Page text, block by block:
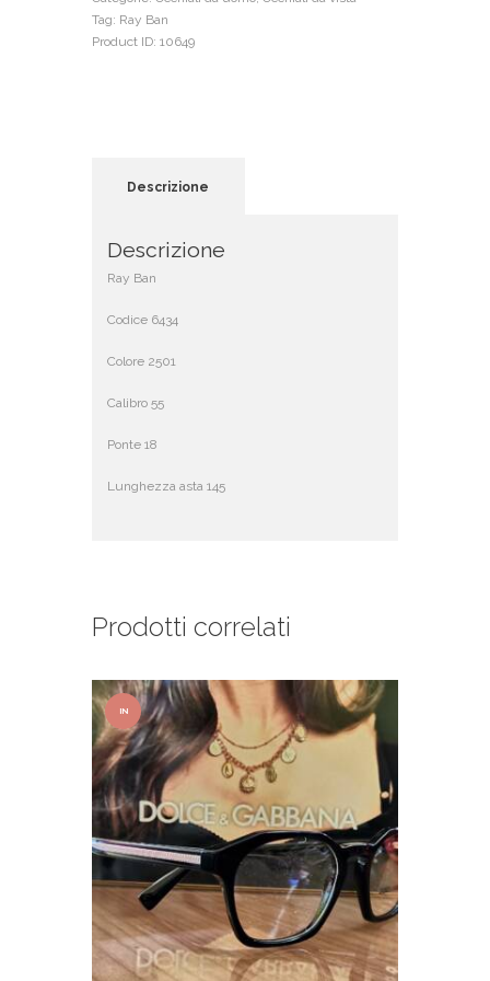
Tag: Ray Ban
Product ID: 10649
Descrizione
Descrizione
Ray Ban
Codice 6434
Colore 2501
Calibro 55
Ponte 18
Lunghezza asta 145
Prodotti correlati
IN
OFFER